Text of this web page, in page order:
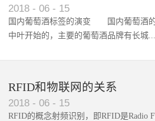
2018 - 06 - 15
国内葡萄酒标签的演变 国内葡萄酒
中叶开始的，主要的葡萄酒品牌有长城...
RFID和物联网的关系
2018 - 06 - 15
RFID的概念射频识别，即RFID是Radio